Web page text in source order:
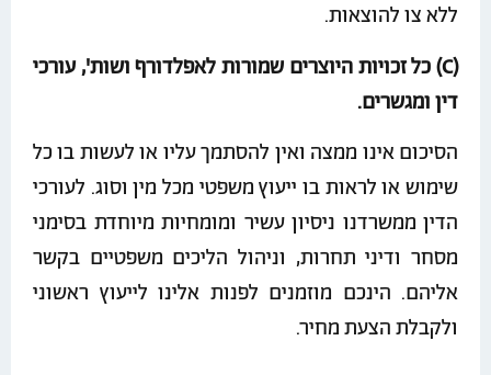
ללא צו להוצאות.
(C) כל זכויות היוצרים שמורות לאפלדורף ושות', עורכי
דין ומגשרים.
הסיכום אינו ממצה ואין להסתמך עליו או לעשות בו כל
שימוש או לראות בו ייעוץ משפטי מכל מין וסוג. לעורכי
הדין ממשרדנו ניסיון עשיר ומומחיות מיוחדת בסימני
מסחר ודיני תחרות, וניהול הליכים משפטיים בקשר
אליהם. הינכם מוזמנים לפנות אלינו לייעוץ ראשוני
ולקבלת הצעת מחיר.